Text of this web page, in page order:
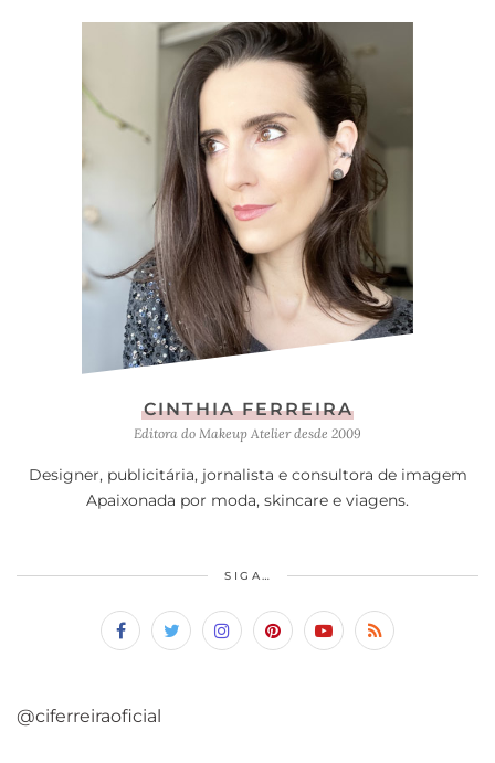
CINTHIA FERREIRA
Editora do Makeup Atelier desde 2009
Designer, publicitária, jornalista e consultora de imagem
Apaixonada por moda, skincare e viagens.
SIGA…
@ciferreiraoficial